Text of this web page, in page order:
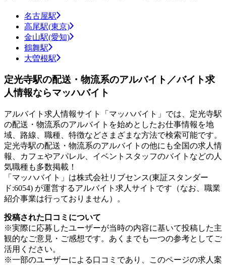
名古屋駅
高尾駅(東京)
金山駅(愛知)
鶴舞駅
大曽根駅
定光寺駅の配送・物流系のアルバイト／バイト求
人情報ならマッハバイト
アルバイト求人情報サイト「マッハバイト」では、定光寺駅
の配送・物流系のアルバイトを始めとしたお仕事情報を地
域、路線、職種、特徴などさまざまな方法で検索可能です。
定光寺駅の配送・物流系のアルバイトの他にも全国の求人情
報、カフェやアパレル、イベントスタッフのバイトなどの人
気職種も多数掲載！
「マッハバイト」は株式会社リブセンス(東証スタンダー
ド:6054) が運営するアルバイト求人サイトです（なお、職業
紹介事業は行っておりません）。
投稿された口コミについて
※実際に応募したユーザーが当時の内容に基いて投稿した主
観的なご意見・ご感想です。あくまでも一つの参考としてご
活用ください。
※一部のユーザーによる口コミであり、このページの求人案